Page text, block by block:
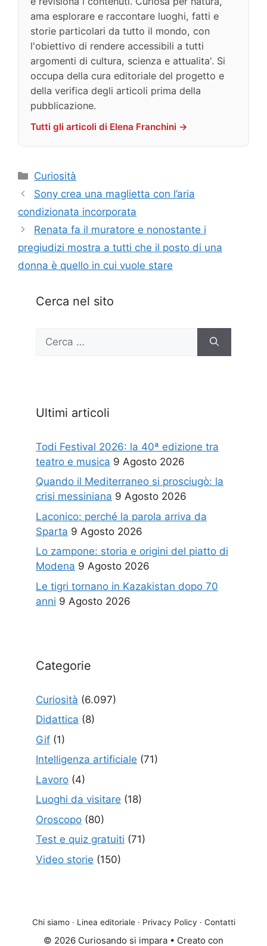
ama esplorare e raccontare luoghi, fatti e
storie particolari da tutto il mondo, con
l'obiettivo di rendere accessibili a tutti
argomenti di cultura, scienza e attualita'. Si
occupa della cura editoriale del progetto e
della verifica degli articoli prima della
pubblicazione.
Tutti gli articoli di Elena Franchini →
Categorie
Curiosità
Sony crea una maglietta con l’aria
condizionata incorporata
Renata fa il muratore e nonostante i
pregiudizi mostra a tutti che il posto di una
donna è quello in cui vuole stare
Cerca nel sito
per:
Ultimi articoli
Todi Festival 2026: la 40ª edizione tra
teatro e musica 9 Agosto 2026
Quando il Mediterraneo si prosciugò: la
crisi messiniana 9 Agosto 2026
Laconico: perché la parola arriva da
Sparta 9 Agosto 2026
Lo zampone: storia e origini del piatto di
Modena 9 Agosto 2026
Le tigri tornano in Kazakistan dopo 70
anni 9 Agosto 2026
Categorie
Curiosità (6.097)
Didattica (8)
Gif (1)
Intelligenza artificiale (71)
Lavoro (4)
Luoghi da visitare (18)
Oroscopo (80)
Test e quiz gratuiti (71)
Video storie (150)
Chi siamo · Linea editoriale · Privacy Policy · Contatti
© 2026 Curiosando si impara • Creato con